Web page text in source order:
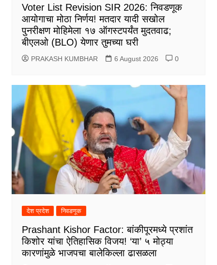
Voter List Revision SIR 2026: निवडणूक
आयोगाचा मोठा निर्णय! मतदार यादी सखोल
पुनरीक्षण मोहिमेला १७ ऑगस्टपर्यंत मुदतवाढ;
बीएलओ (BLO) येणार तुमच्या घरी
PRAKASH KUMBHAR 6 August 2026 0
देश प्रदेश निवडणूक
Prashant Kishor Factor: बांकीपूरमध्ये प्रशांत
किशोर यांचा ऐतिहासिक विजय! ‘या’ ५ मोठ्या
कारणांमुळे भाजपचा बालेकिल्ला ढासळला